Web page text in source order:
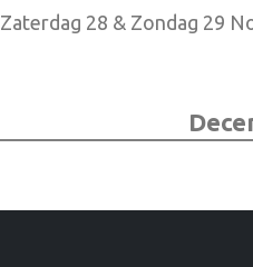
Zaterdag 28 & Zondag 29